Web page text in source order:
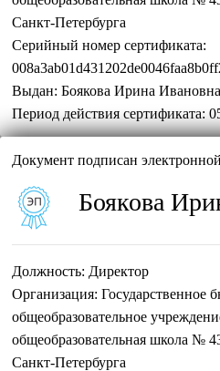
Санкт-Петербурга
Серийный номер сертификата:
Выдан: Боякова Ирина Ивановна
Период действия сертификата:
Документ подписан
Боякова
Должность: Директор
Организация: Государственное
общеобразовательное
общеобразовательная школа №
Санкт-Петербурга